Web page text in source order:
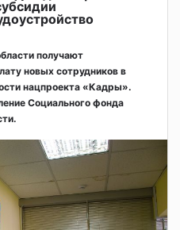
получают
новых сотрудников в
нацпроекта «Кадры».
Социального фонда